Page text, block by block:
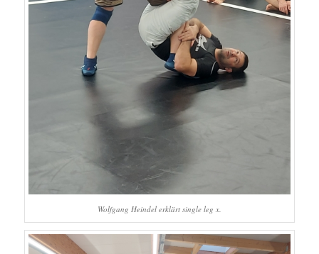
Wolfgang Heindel erklärt single leg x.